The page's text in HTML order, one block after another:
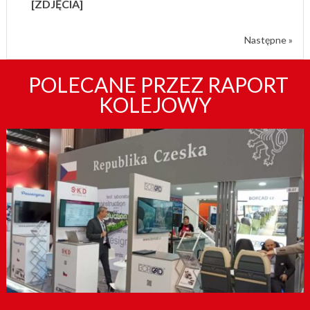
[ZDJĘCIA]
Następne »
POLECANE PRZEZ RAPORT
KOLEJOWY